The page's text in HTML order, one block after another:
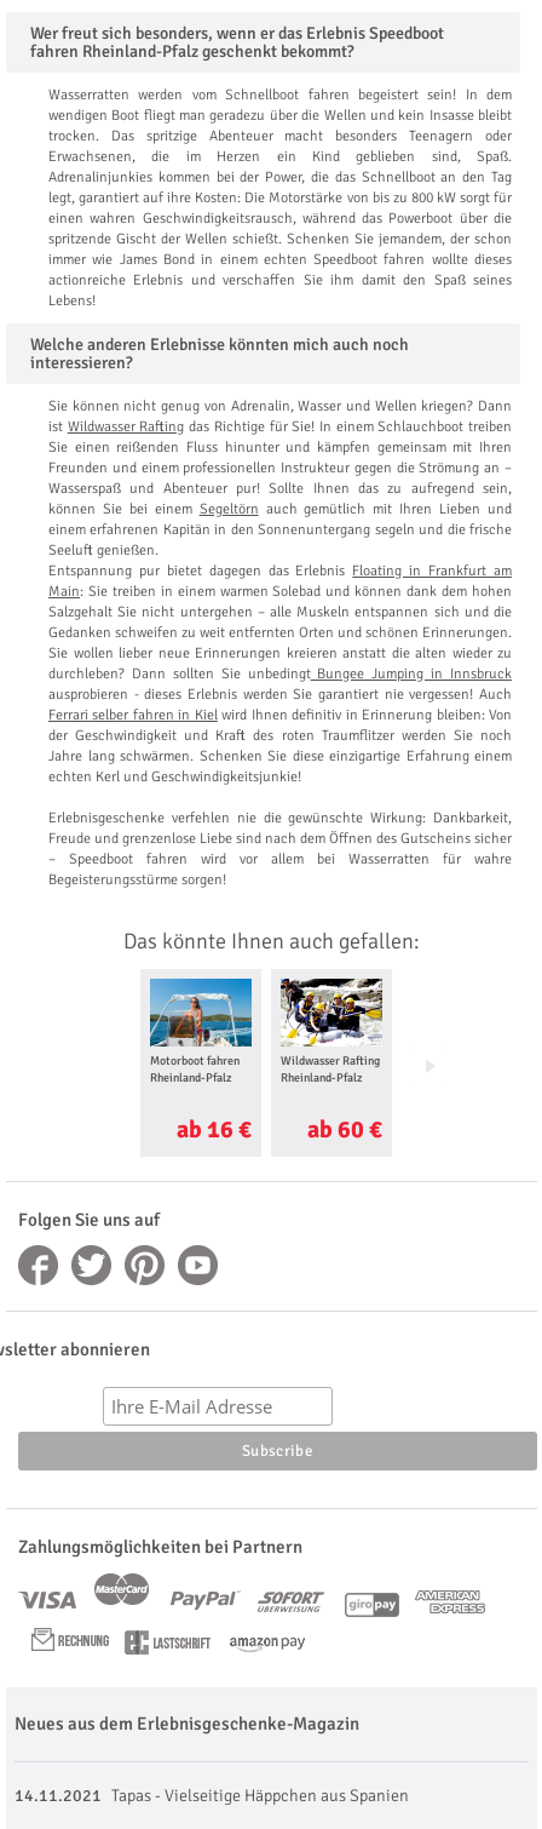
Wer freut sich besonders, wenn er das Erlebnis Speedboot
fahren Rheinland-Pfalz geschenkt bekommt?
Wasserratten werden vom Schnellboot fahren begeistert sein! In dem
wendigen Boot fliegt man geradezu über die Wellen und kein Insasse bleibt
trocken. Das spritzige Abenteuer macht besonders Teenagern oder
Erwachsenen, die im Herzen ein Kind geblieben sind, Spaß.
Adrenalinjunkies kommen bei der Power, die das Schnellboot an den Tag
legt, garantiert auf ihre Kosten: Die Motorstärke von bis zu 800 kW sorgt für
einen wahren Geschwindigkeitsrausch, während das Powerboot über die
spritzende Gischt der Wellen schießt. Schenken Sie jemandem, der schon
immer wie James Bond in einem echten Speedboot fahren wollte dieses
actionreiche Erlebnis und verschaffen Sie ihm damit den Spaß seines
Lebens!
Welche anderen Erlebnisse könnten mich auch noch
interessieren?
Sie können nicht genug von Adrenalin, Wasser und Wellen kriegen? Dann
ist Wildwasser Rafting das Richtige für Sie! In einem Schlauchboot treiben
Sie einen reißenden Fluss hinunter und kämpfen gemeinsam mit Ihren
Freunden und einem professionellen Instrukteur gegen die Strömung an –
Wasserspaß und Abenteuer pur! Sollte Ihnen das zu aufregend sein,
können Sie bei einem Segeltörn auch gemütlich mit Ihren Lieben und
einem erfahrenen Kapitän in den Sonnenuntergang segeln und die frische
Seeluft genießen.
Entspannung pur bietet dagegen das Erlebnis Floating in Frankfurt am
Main: Sie treiben in einem warmen Solebad und können dank dem hohen
Salzgehalt Sie nicht untergehen – alle Muskeln entspannen sich und die
Gedanken schweifen zu weit entfernten Orten und schönen Erinnerungen.
Sie wollen lieber neue Erinnerungen kreieren anstatt die alten wieder zu
durchleben? Dann sollten Sie unbedingtBungee Jumping in Innsbruck
ausprobieren - dieses Erlebnis werden Sie garantiert nie vergessen! Auch
Ferrari selber fahren in Kielwird Ihnen definitiv in Erinnerung bleiben: Von
der Geschwindigkeit und Kraft des roten Traumflitzer werden Sie noch
Jahre lang schwärmen. Schenken Sie diese einzigartige Erfahrung einem
echten Kerl und Geschwindigkeitsjunkie!
Erlebnisgeschenke verfehlen nie die gewünschte Wirkung: Dankbarkeit,
Freude und grenzenlose Liebe sind nach dem Öffnen des Gutscheins sicher
– Speedboot fahren wird vor allem bei Wasserratten für wahre
Begeisterungsstürme sorgen!
Das könnte Ihnen auch gefallen:
Motorboot fahren
Rheinland-Pfalz
ab 16 €
Wildwasser Rafting
Rheinland-Pfalz
ab 60 €
Kanu Tour
Folgen Sie uns auf
abonnieren
Zahlungsmöglichkeiten bei Partnern
Neues aus dem Erlebnisgeschenke-Magazin
14.11.2021 Tapas - Vielseitige Häppchen aus Spanien